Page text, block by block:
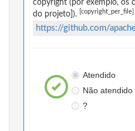
copyright (por exemplo, os
do projeto]).
[copyright_per_file]
https://github.com/
Atendido
Não atendido
?